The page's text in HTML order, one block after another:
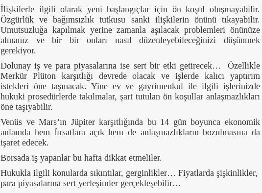
İlişkilerle ilgili olarak yeni başlangıçlar için ön koşul oluşmayabilir.
Özgürlük ve bağımsızlık tutkusu sanki ilişkilerin önünü tıkayabilir.
Umutsuzluğa kapılmak yerine zamanla aşılacak problemleri önünüze
almanız ve bir bir onları nasıl düzenleyebileceğinizi düşünmek
gerekiyor.
Dolunay iş ve para piyasalarına ise sert bir etki getirecek… Özellikle
Merkür Plüton karşıtlığı devrede olacak ve işlerde kalıcı yaptırım
istekleri öne taşınacak. Yine ev ve gayrimenkul ile ilgili işlerinizde
hukuki prosedürlerde takılmalar, şart tutulan ön koşullar anlaşmazlıkları
öne taşıyabilir.
Venüs ve Mars’ın Jüpiter karşıtlığında bu 14 gün boyunca ekonomik
anlamda hem fırsatlara açık hem de anlaşmazlıkların bozulmasına da
işaret edecek.
Borsada iş yapanlar bu hafta dikkat etmeliler.
Hukukla ilgili konularda sıkıntılar, gerginlikler… Fiyatlarda şişkinlikler,
para piyasalarına sert yerleşimler gerçekleşebilir…